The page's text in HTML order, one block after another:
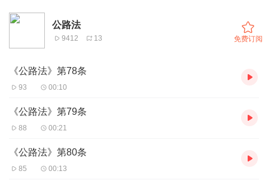
公路法
9412 13 免费订阅
《公路法》第78条
93 00:10
《公路法》第79条
88 00:21
《公路法》第80条
85 00:13